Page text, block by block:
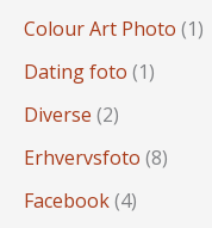
Colour Art Photo (1)
Dating foto (1)
Diverse (2)
Erhvervsfoto (8)
Facebook(4)